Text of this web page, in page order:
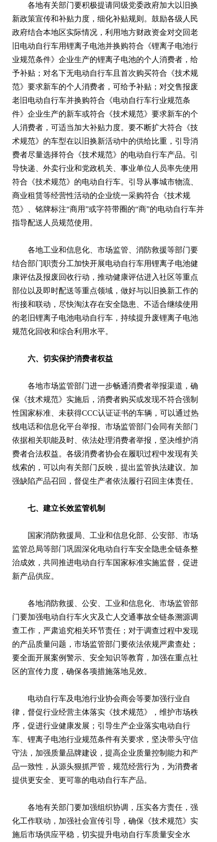
各地有关部门要积极提请同级党委政府加大以旧换
新政策宣传和补贴力度，细化补贴规则。鼓励各级人民
政府结合本地区实际情况，利用地方财政资金对交回老
旧电动自行车用锂离子电池并换购符合《锂离子电池行
业规范条件》企业生产的锂离子电池的个人消费者，给
予补贴；对名下无电动自行车且首次购买符合《技术规
范》要求新车的个人消费者，可给予补贴；对交售报废
老旧电动自行车并换购符合《电动自行车行业规范条
件》企业生产的新车或符合《技术规范》要求新车的个
人消费者，可适当加大补贴力度。要不断扩大符合《技
术规范》的车型在以旧换新活动中的供给比重，引导消
费者尽量选择符合《技术规范》的电动自行车产品。引
导快递、外卖行业和党政机关、事业单位人员率先使用
符合《技术规范》的电动自行车。引导从事城市物流、
商业租赁等经营性活动的企业统一采购符合《技术规
范》、铭牌标注“商用”或字符带圈的“商”的电动自行车并
指导配送人员规范使用。
各地工业和信息化、市场监管、消防救援等部门要
结合部门职责分工加快开展电动自行车用锂离子电池健
康评估及报废回收行动，推动健康评估进入社区等重点
部位以及即时配送等重点领域，做好与以旧换新工作的
衔接和联动，尽快淘汰存在安全隐患、不适合继续使用
的老旧锂离子电池电动自行车，持续提升废锂离子电池
规范化回收和综合利用水平。
六、切实保护消费者权益
各地市场监管部门进一步畅通消费者举报渠道，确
保《技术规范》实施后，消费者购买或发现不符合强制
性国家标准、未获得CCC认证证书的车辆，可以通过热
线电话和信息化平台举报。市场监管部门会同有关部门
依据相关职能及时、依法处理消费者举报，坚决维护消
费者合法权益。各级消费者协会在履职过程中发现有关
线索的，可以向有关部门反映，提出监管执法建议。加
强缺陷产品召回，督促生产者依法履行召回主体责任。
七、建立长效监管机制
国家消防救援局、工业和信息化部、公安部、市场
监管总局等部门巩固深化电动自行车安全隐患全链条整
治成效，共同推进电动自行车国家标准实施监督，促进
新产品供应。
各地消防救援、公安、工业和信息化、市场监管部
门要加强电动自行车火灾及亡人交通事故全链条溯源调
查工作，严肃追究相关环节责任；对于调查过程中发现
的产品质量问题，市场监管部门要依法依规严肃查处；
要全面开展案例警示、安全知识等教育，加强在重点社
区的宣传力度，确保各项措施落地见效。
电动自行车及电池行业协会商会等要加强行业自
律，督促行业经营主体落实《技术规范》，维护市场秩
序，促进行业健康发展；引导生产企业落实电动自行
车、锂离子电池行业规范条件有关要求，坚决带头守信
守法，加强质量品牌建设，提高企业质量控制能力和产
品一致性，从源头狠抓严管，规范经营行为，为消费者
提供更安全、更可靠的电动自行车产品。
各地有关部门要加强组织协调，压实各方责任，强
化工作联动，加强社会宣传引导，确保《技术规范》实
施后市场供应平稳，切实提升电动自行车质量安全水